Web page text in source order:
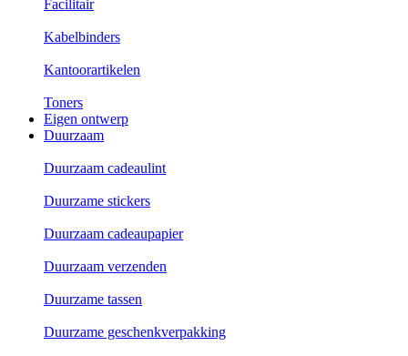
Facilitair
Kabelbinders
Kantoorartikelen
Toners
Eigen ontwerp
Duurzaam
Duurzaam cadeaulint
Duurzame stickers
Duurzaam cadeaupapier
Duurzaam verzenden
Duurzame tassen
Duurzame geschenkverpakking